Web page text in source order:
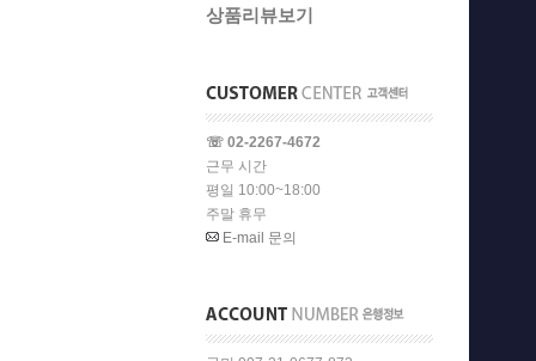
상품리뷰보기
☏ 02-2267-4672
근무 시간
평일 10:00~18:00
주말 휴무
E-mail 문의